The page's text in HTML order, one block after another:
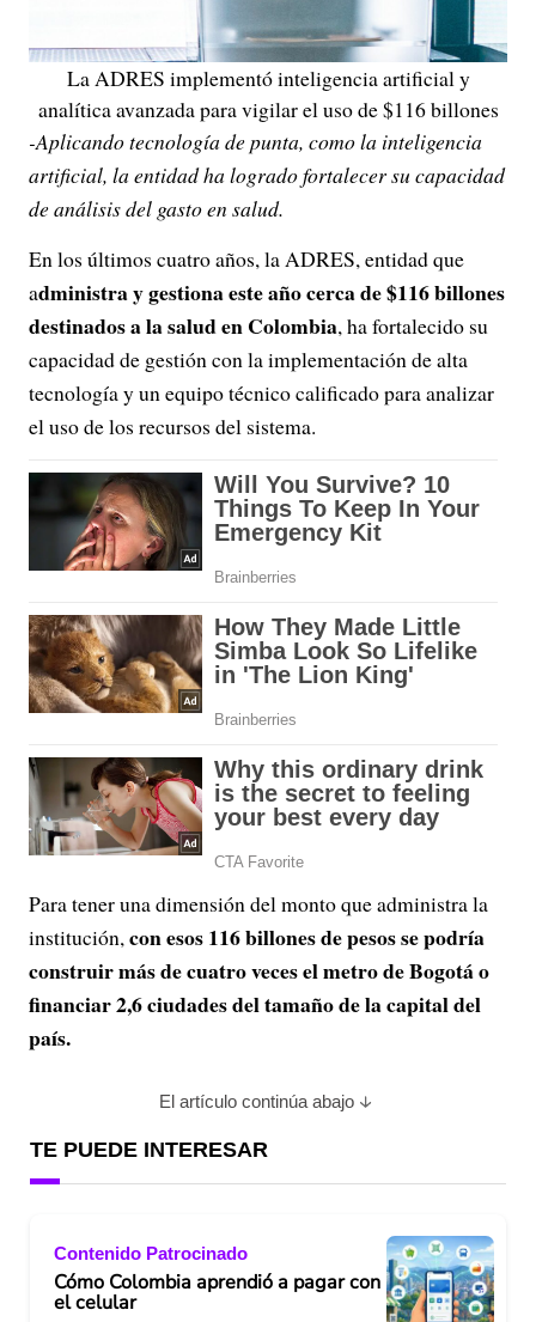
La ADRES implementó inteligencia artificial y
analítica avanzada para vigilar el uso de $116 billones
-Aplicando tecnología de punta, como la inteligencia
artificial, la entidad ha logrado fortalecer su capacidad
de análisis del gasto en salud.
En los últimos cuatro años, la ADRES, entidad que
administra y gestiona este año cerca de $116 billones
destinados a la salud en Colombia, ha fortalecido su
capacidad de gestión con la implementación de alta
tecnología y un equipo técnico calificado para analizar
el uso de los recursos del sistema.
Para tener una dimensión del monto que administra la
institución,con esos 116 billones de pesos se podría
construir más de cuatro veces el metro de Bogotá o
financiar 2,6 ciudades del tamaño de la capital del
país.
El artículo continúa abajo
TE PUEDE INTERESAR
Contenido Patrocinado
Cómo Colombia aprendió a pagar con
el celular